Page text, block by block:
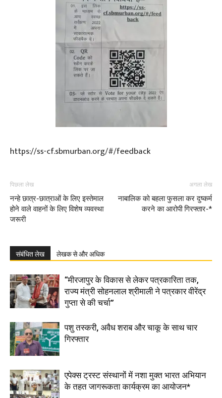
https://ss-cf.sbmurban.org/#/feedback
पिछला लेख
नन्हे छात्र-छात्राओं के लिए इस्तेमाल
होने वाले वाहनों के लिए विशेष व्यवस्था
जरूरी
अगला लेख
नाबालिक को बहला फुसला कर दुष्कर्म
करने का आरोपी गिरफ्तार-*
संबंधित लेख लेखक से और अधिक
“मीरजापुर के विकास से लेकर पत्रकारिता तक,
राज्य मंत्री सोहनलाल श्रीमाली ने पत्रकार वीरेंद्र
गुप्ता से की चर्चा”
पशु तस्करी, अवैध शराब और चाकू के साथ चार
गिरफ्तार
एपेक्स ट्रस्ट संस्थानों में नशा मुक्त भारत अभियान
के तहत जागरूकता कार्यक्रम का आयोजन*